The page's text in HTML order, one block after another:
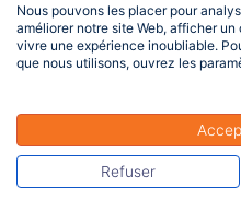
4. Quelles
charge de la
Elles sont peu nombreuses en
d’ancienneté ne pouvant être
droits à la mutuelle.
Nous pouvons les placer pour
améliorer notre site Web, afficher
vivre une expérience inoubliable.
que nous utilisons, ouvrez les
Refuser